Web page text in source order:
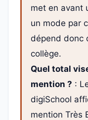
met en avant
un mode par
dépend donc
collège.
Quel total
mention ? :
digiSchool
mention Très